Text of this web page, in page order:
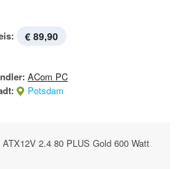
€ 89,90
ACom PC
Potsdam
2.4 80 PLUS Gold 600 Watt